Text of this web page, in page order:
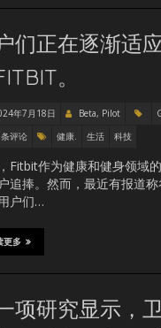
们正在逐渐适
。
年7月18日 Beta, Pilot
评论
健康. 生活 科技
Fitbit作为健康和健身领域
追捧。然而，最近有报道
户们…
更多
项研究显示，